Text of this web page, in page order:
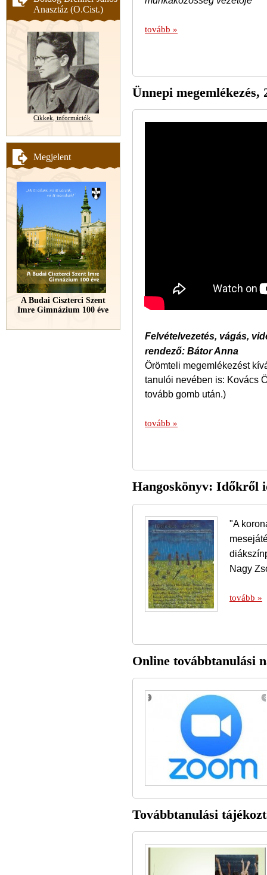
Anasztáz (O.Cist.)
Cikkek, információk
Megjelent
A Budai Ciszterci Szent
Imre Gimnázium 100 éve
tovább »
Ünnepi megemlékezés,
Felvételvezetés, vágás,
rendező: Bátor Anna
Örömteli megemlékezést
tanulói nevében is: Kovács
tovább gomb után.)
tovább »
Hangoskönyv: Időkről
"A
Nagy
tovább »
Online továbbtanulási
Továbbtanulási